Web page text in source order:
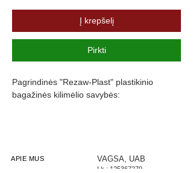
Į krepšelį
Pirkti
Pagrindinės "Rezaw-Plast" plastikinio
bagažinės kilimėlio savybės:
Pagamintas iš polietileno
Turi gofruotą paviršių
APIE MUS
VAGSA, UAB
Į.k.: 125367279